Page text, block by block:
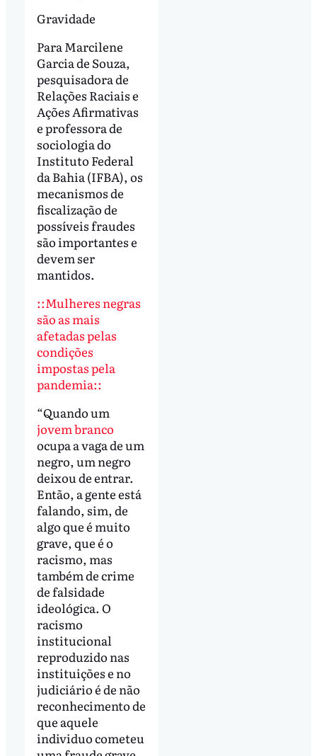
Gravidade
Para Marcilene
Garcia de Souza,
pesquisadora de
Relações Raciais e
Ações Afirmativas
e professora de
sociologia do
Instituto Federal
da Bahia (IFBA), os
mecanismos de
fiscalização de
possíveis fraudes
são importantes e
devem ser
mantidos.
::Mulheres negras
são as mais
afetadas pelas
condições
impostas pela
pandemia::
“Quando um
jovem branco
ocupa a vaga de um
negro, um negro
deixou de entrar.
Então, a gente está
falando, sim, de
algo que é muito
grave, que é o
racismo, mas
também de crime
de falsidade
ideológica. O
racismo
institucional
reproduzido nas
instituições e no
judiciário é de não
reconhecimento de
que aquele
individuo cometeu